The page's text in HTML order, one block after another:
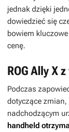
jednak dzięki
dowiedzieć się
bowiem
cenę.
ROG Ally X
Podczas
dotyczące
nadchodzącym
handheld